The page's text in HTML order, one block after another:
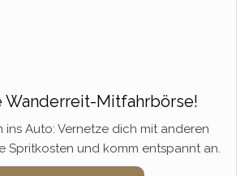
Wanderreit-Mitfahrbörse!
ins Auto: Vernetze dich mit anderen
Spritkosten und komm entspannt an.